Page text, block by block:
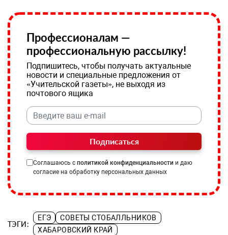
Профессионалам —
профессиональную рассылку!
Подпишитесь, чтобы получать актуальные
новости и специальные предложения от
«Учительской газеты», не выходя из
почтового ящика
Подписаться
Соглашаюсь с политикой конфиденциальности и даю
согласие на обработку персональных данных
ТЭГИ:
ЕГЭ
СОВЕТЫ СТОБАЛЛЬНИКОВ
ХАБАРОВСКИЙ КРАЙ